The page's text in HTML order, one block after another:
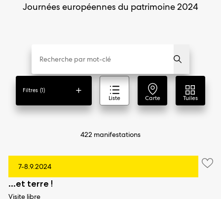
Journées européennes du patrimoine 2024
Filtres (1)
Liste Carte Tuiles
422 manifestations
7-8.9.2024
...et terre !
Visite libre